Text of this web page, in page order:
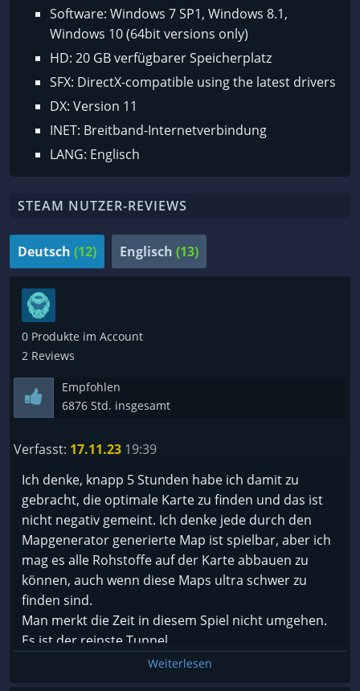
Software: Windows 7 SP1, Windows 8.1,
Windows 10 (64bit versions only)
HD: 20 GB verfügbarer Speicherplatz
SFX: DirectX-compatible using the latest drivers
DX: Version 11
INET: Breitband-Internetverbindung
LANG: Englisch
STEAM NUTZER-REVIEWS
Deutsch (12) Englisch (13)
0 Produkte im Account
2 Reviews
Empfohlen
6876 Std. insgesamt
Verfasst: 17.11.23 19:39
Ich denke, knapp 5 Stunden habe ich damit zu
gebracht, die optimale Karte zu finden und das ist
nicht negativ gemeint. Ich denke jede durch den
Mapgenerator generierte Map ist spielbar, aber ich
mag es alle Rohstoffe auf der Karte abbauen zu
können, auch wenn diese Maps ultra schwer zu
finden sind.
Man merkt die Zeit in diesem Spiel nicht umgehen.
Es ist der reinste Tunnel.
Hier noch ein bisschen ausbessern, da noch
bisschen, wie optimiere ich das, was kommt da hin,
Weiterlesen